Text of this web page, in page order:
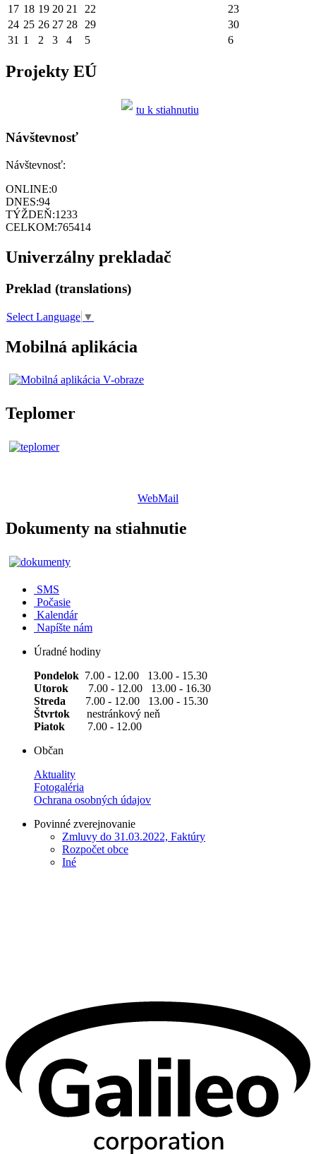
17 18 19 20 21 22
23
24 25 26 27 28 29
30
31 1 2 3 4 5 6
Projekty EÚ
tu k stiahnutiu
Návštevnosť
Návštevnosť:
ONLINE:0
DNES:94
TÝŽDEŇ:1233
CELKOM:765414
Univerzálny prekladač
Preklad (translations)
Select Language ▼
Mobilná aplikácia
Teplomer
WebMail
Dokumenty na stiahnutie
SMS
Počasie
Kalendár
Napíšte nám
Úradné hodiny
Pondelok 7.00 - 12.00 13.00 - 15.30
Utorok
7.00 - 12.00 13.00 - 16.30
Streda 7.00 - 12.00 13.00 - 15.30
Štvrtok
nestránkový neň
Piatok 7.00 - 12.00
Občan
Aktuality
Fotogaléria
Ochrana osobných údajov
Povinné zverejnovanie
Zmluvy do 31.03.2022, Faktúry
Rozpočet obce
Iné